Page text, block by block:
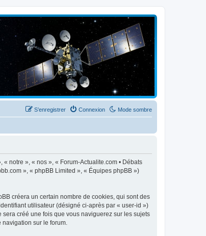
Mode sombre
Connexion
S’enregistrer
notre », « nos », « Forum-Actualite.com • Débats
», « phpBB Limited », « Équipes phpBB »)
créera un certain nombre de cookies, qui sont des
utilisateur (désigné ci-après par « user-id »)
créé une fois que vous naviguerez sur les sujets
navigation sur le forum.